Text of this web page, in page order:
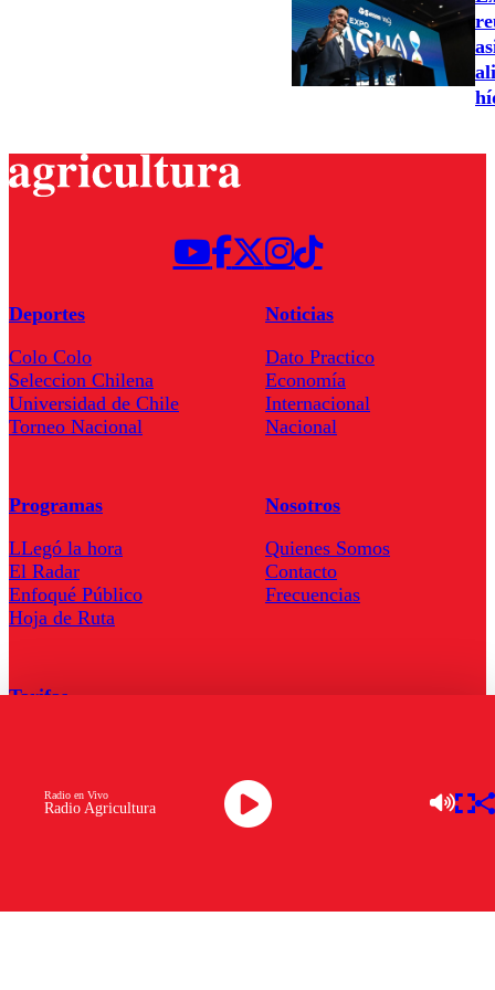
Radio Agricultura
Radio en Vivo
Deportes
Colo Colo
Seleccion Chilena
Universidad de Chile
Torneo Nacional
Noticias
Dato Practico
Economía
Internacional
Nacional
Programas
LLegó la hora
El Radar
Enfoqué Público
Hoja de Ruta
Nosotros
Quienes Somos
Contacto
Frecuencias
Tarifas
Descarga la APP